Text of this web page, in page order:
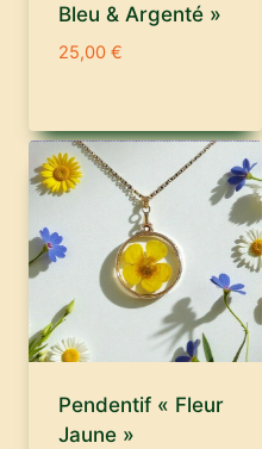
Bleu & Argenté »
25,00 €
Pendentif « Fleur
Jaune »